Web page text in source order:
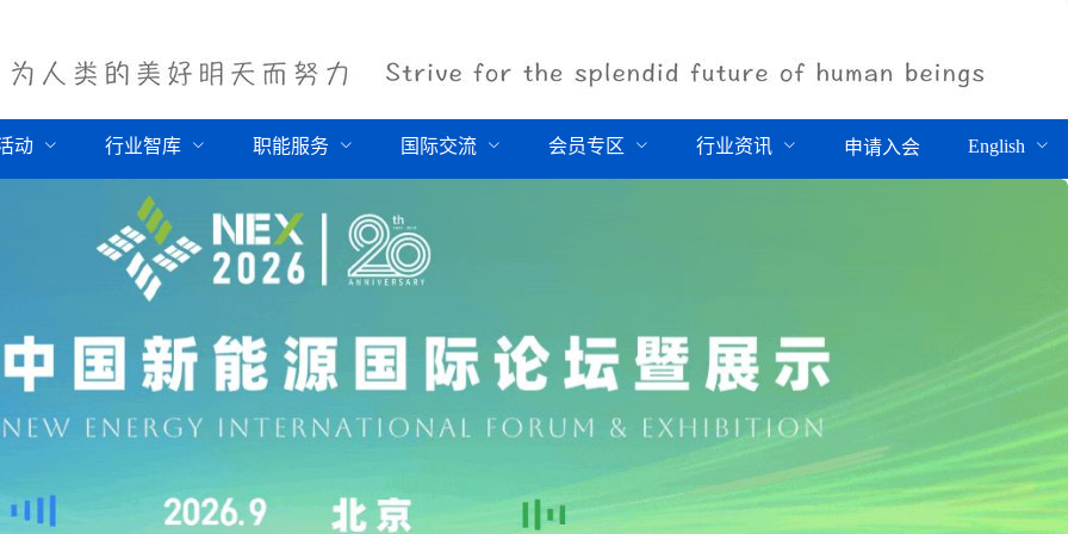
动 行业智库 职能服务 国际交流 会员专区 行业资讯 申请入会 English